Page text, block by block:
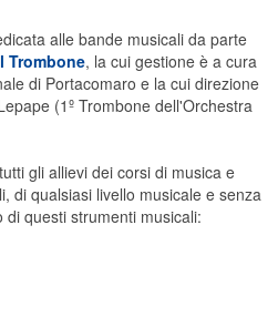
alle bande musicali da parte
Trombone, la cui gestione è a cura
di Portacomaro e la cui direzione
(1º Trombone dell'Orchestra
gli allievi dei corsi di musica e
di qualsiasi livello musicale e senza
questi strumenti musicali: